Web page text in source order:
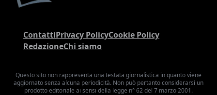
ContattiPrivacy PolicyCookie Policy
RedazioneChi siamo
Questo sito non rappresenta una testata giornalistica in quanto viene
aggiornato senza alcuna periodicità. Non può pertanto considerarsi un
prodotto editoriale ai sensi della legge n° 62 del 7 marzo 2001.